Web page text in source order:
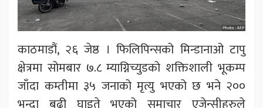
काठमाडौं, २६ जेष्ठ । फिलिपिन्सको मिन्डानाओ टापु
क्षेत्रमा सोमबार ७.८ म्याग्निच्युडको शक्तिशाली भूकम्प
जाँदा कम्तीमा ३५ जनाको मृत्यु भएको छ भने २००